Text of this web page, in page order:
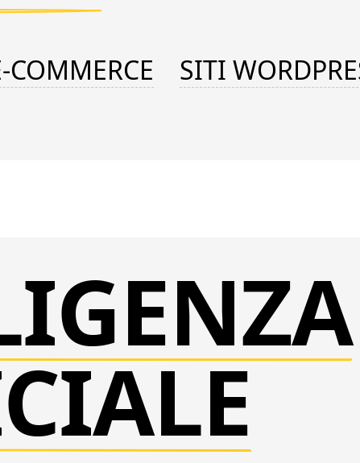
COMMERCE SITI